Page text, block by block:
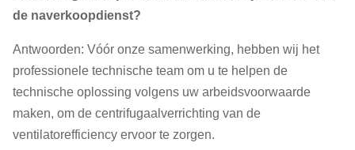
de naverkoopdienst?
Antwoorden: Vóór onze samenwerking, hebben wij het
professionele technische team om u te helpen de
technische oplossing volgens uw arbeidsvoorwaarde
maken, om de centrifugaalverrichting van de
ventilatorefficiency ervoor te zorgen.